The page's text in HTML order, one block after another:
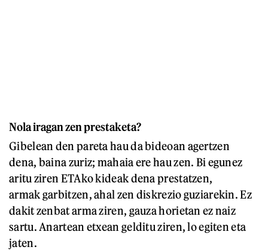
Nola iragan zen prestaketa?
Gibelean den pareta hau da bideoan agertzen
dena, baina zuriz; mahaia ere hau zen. Bi egunez
aritu ziren ETAko kideak dena prestatzen,
armak garbitzen, ahal zen diskrezio guziarekin. Ez
dakit zenbat arma ziren, gauza horietan ez naiz
sartu. Anartean etxean gelditu ziren, lo egiten eta
jaten.